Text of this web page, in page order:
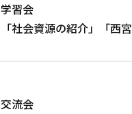
学習会
「社会資源の紹介」「西
交流会